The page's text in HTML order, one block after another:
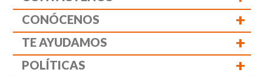
CONÓCENOS +
TE AYUDAMOS +
POLÍTICAS +